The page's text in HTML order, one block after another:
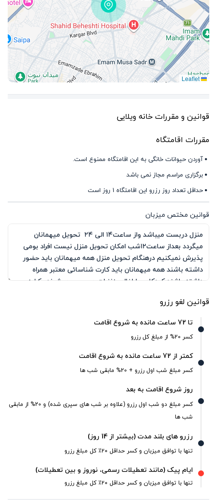
Leaflet
قوانین و مقررات خانه ویلایی
مقررات اقامتگاه
آوردن حیوانات خانگی به این اقامتگاه ممنوع است.
برگزاری مراسم مجاز نمی باشد
حداقل تعداد روز رزرو این اقامتگاه 1 روز است
قوانین مختص میزبان
قوانین لغو رزرو
تا 72 ساعت مانده به شروع اقامت
کسر 20% از مبلغ کل رزرو
کمتر از 72 ساعت مانده به شروع اقامت
کسر مبلغ شب اول رزرو + 20% مابقی شب ها
روز شروع اقامت به بعد
کسر مبلغ دو شب اول رزرو (علاوه بر شب های سپری شده) و 20% از مابقی
شب ها
رزرو های بلند مدت (بیشتر از 14 روز)
تنها با توافق میزبان و کسر حداقل ۲۰٪ کل مبلغ رزرو
ایام پیک (مانند تعطیلات رسمی، نوروز و بین تعطیلات)
تنها با توافق میزبان و کسر حداقل ۲۰٪ کل مبلغ رزرو